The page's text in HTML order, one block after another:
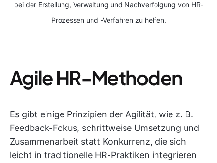
bei der Erstellung, Verwaltung und Nachverfolgung von HR-
Prozessen und -Verfahren zu helfen.
Agile HR-Methoden
Es gibt einige Prinzipien der Agilität, wie z. B.
Feedback-Fokus, schrittweise Umsetzung und
Zusammenarbeit statt Konkurrenz, die sich
leicht in traditionelle HR-Praktiken integrieren